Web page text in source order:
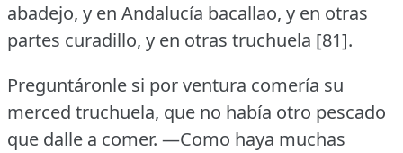
abadejo, y en Andalucía bacallao, y en otras
partes curadillo, y en otras truchuela [81].
Preguntáronle si por ventura comería su
merced truchuela, que no había otro pescado
que dalle a comer. —Como haya muchas